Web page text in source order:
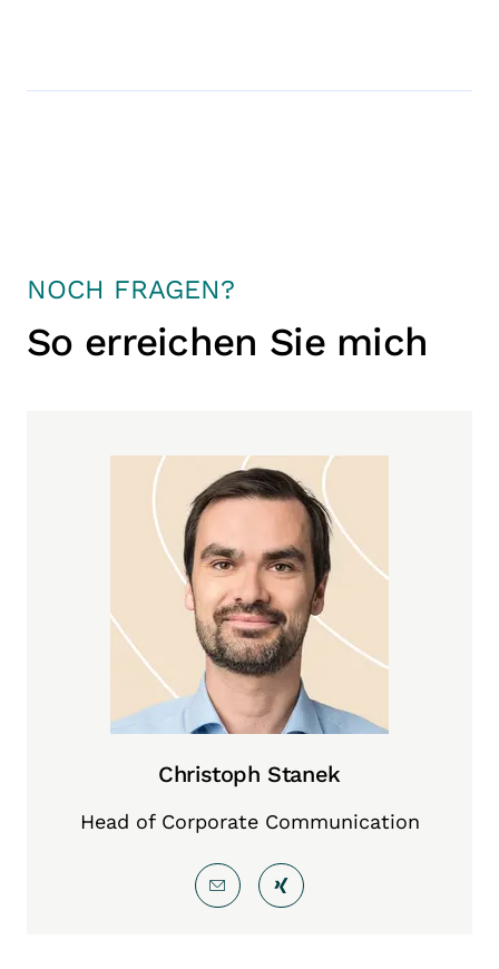
NOCH FRAGEN?
So erreichen Sie mich
Christoph Stanek
Head of Corporate Communication